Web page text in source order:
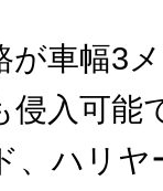
が車幅3
侵入可能
、ハリヤ